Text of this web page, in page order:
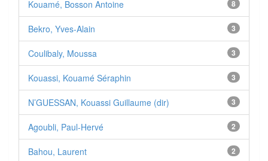
8
Kouamé, Bosson Antoine
3
Bekro, Yves-Alain
3
Coulibaly, Moussa
3
Kouassi, Kouamé Séraphin
3
N’GUESSAN, Kouassi Guillaume (dir)
2
Agoubli, Paul-Hervé
2
Bahou, Laurent